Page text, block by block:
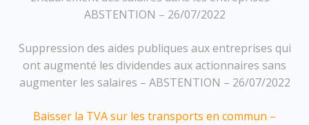
ABSTENTION – 26/07/2022
Suppression des aides publiques aux entreprises qui
ont augmenté les dividendes aux actionnaires sans
augmenter les salaires – ABSTENTION – 26/07/2022
Baisser la TVA sur les transports en commun –